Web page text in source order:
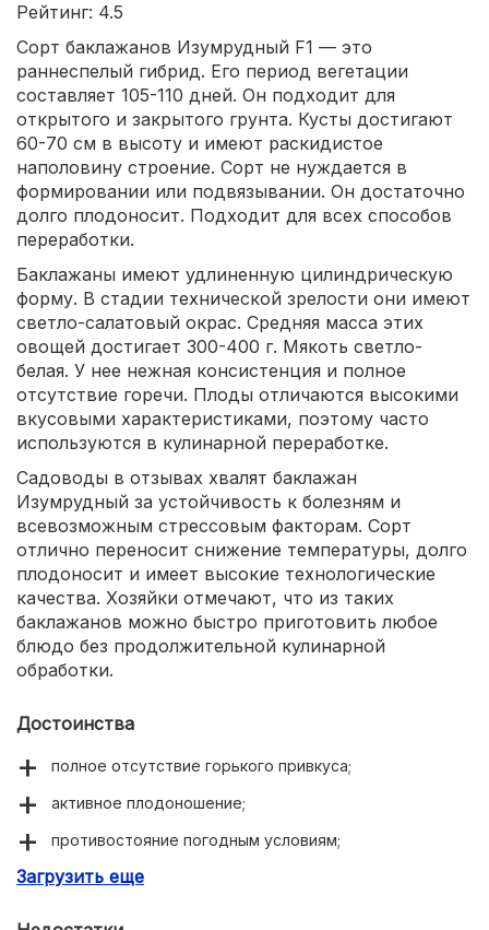
Рейтинг: 4.5
Сорт баклажанов Изумрудный F1 — это
раннеспелый гибрид. Его период вегетации
составляет 105-110 дней. Он подходит для
открытого и закрытого грунта. Кусты достигают
60-70 см в высоту и имеют раскидистое
наполовину строение. Сорт не нуждается в
формировании или подвязывании. Он достаточно
долго плодоносит. Подходит для всех способов
переработки.
Баклажаны имеют удлиненную цилиндрическую
форму. В стадии технической зрелости они имеют
светло-салатовый окрас. Средняя масса этих
овощей достигает 300-400 г. Мякоть светло-
белая. У нее нежная консистенция и полное
отсутствие горечи. Плоды отличаются высокими
вкусовыми характеристиками, поэтому часто
используются в кулинарной переработке.
Садоводы в отзывах хвалят баклажан
Изумрудный за устойчивость к болезням и
всевозможным стрессовым факторам. Сорт
отлично переносит снижение температуры, долго
плодоносит и имеет высокие технологические
качества. Хозяйки отмечают, что из таких
баклажанов можно быстро приготовить любое
блюдо без продолжительной кулинарной
обработки.
Достоинства
полное отсутствие горького привкуса;
активное плодоношение;
противостояние погодным условиям;
устойчивость к различным болезням.
Загрузить еще